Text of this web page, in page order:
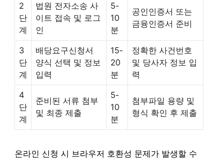
2
단
계
법원 전자소송 사
이트 접속 및 로그
인
5-
10
분
공인인증서 또는
금융인증서 준비
3
단
계
배당요구신청서
양식 선택 및 정보
입력
15-
20
분
정확한 사건번호
및 당사자 정보 입
력
4
단
계
준비된 서류 첨부
및 최종 제출
5-
10
분
첨부파일 용량 및
형식 확인 후 제출
온라인 신청 시 브라우저 호환성 문제가 발생할 수